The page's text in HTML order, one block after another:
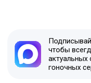
чтобы
гоночных